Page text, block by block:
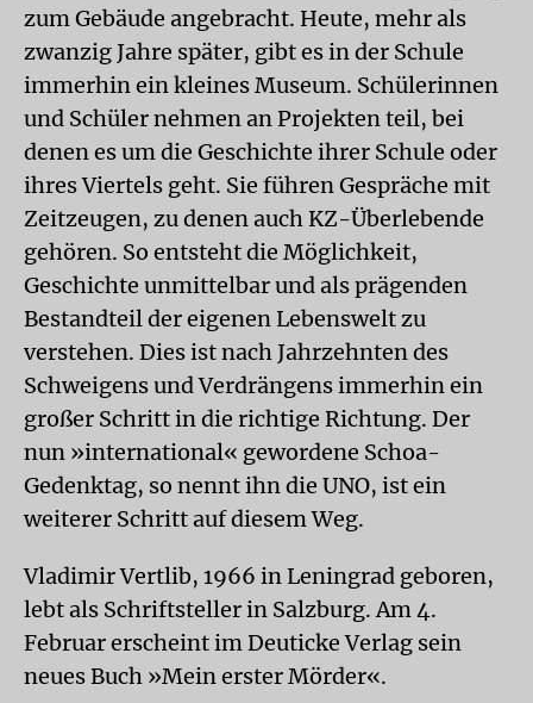
zum Gebäude angebracht. Heute, mehr als
zwanzig Jahre später, gibt es in der Schule
immerhin ein kleines Museum. Schülerinnen
und Schüler nehmen an Projekten teil, bei
denen es um die Geschichte ihrer Schule oder
ihres Viertels geht. Sie führen Gespräche mit
Zeitzeugen, zu denen auch KZ-Überlebende
gehören. So entsteht die Möglichkeit,
Geschichte unmittelbar und als prägenden
Bestandteil der eigenen Lebenswelt zu
verstehen. Dies ist nach Jahrzehnten des
Schweigens und Verdrängens immerhin ein
großer Schritt in die richtige Richtung. Der
nun »international« gewordene Schoa-
Gedenktag, so nennt ihn die UNO, ist ein
weiterer Schritt auf diesem Weg.
Vladimir Vertlib, 1966 in Leningrad geboren,
lebt als Schriftsteller in Salzburg. Am 4.
Februar erscheint im Deuticke Verlag sein
neues Buch »Mein erster Mörder«.